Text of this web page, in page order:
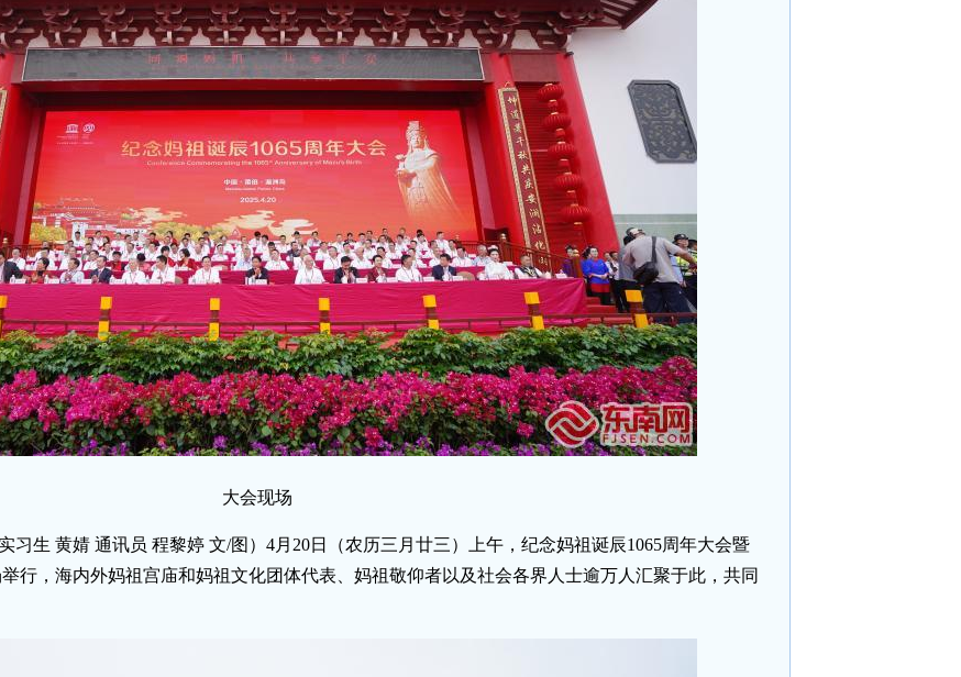
大会现场
习生 黄婧 通讯员 程黎婷 文/图）4月20日（农历三月廿三）上午，纪念妈祖诞辰1065周年大会暨
行，海内外妈祖宫庙和妈祖文化团体代表、妈祖敬仰者以及社会各界人士逾万人汇聚于此，共同